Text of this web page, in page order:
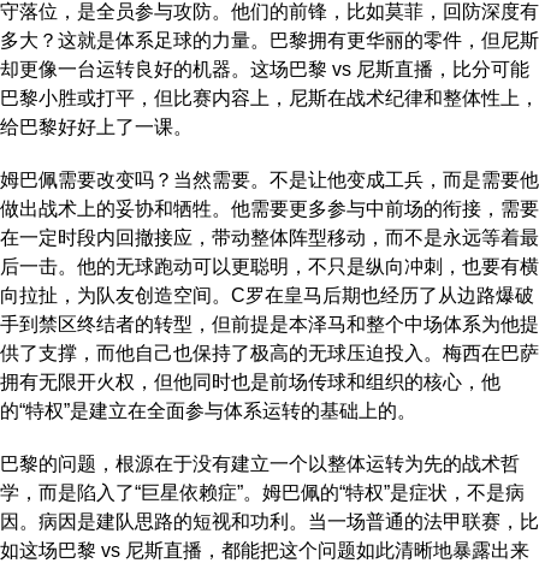
守落位，是全员参与攻防。他们的前锋，比如莫菲，回防深度有
多大？这就是体系足球的力量。巴黎拥有更华丽的零件，但尼斯
却更像一台运转良好的机器。这场巴黎 vs 尼斯直播，比分可能
巴黎小胜或打平，但比赛内容上，尼斯在战术纪律和整体性上，
给巴黎好好上了一课。
姆巴佩需要改变吗？当然需要。不是让他变成工兵，而是需要他
做出战术上的妥协和牺牲。他需要更多参与中前场的衔接，需要
在一定时段内回撤接应，带动整体阵型移动，而不是永远等着最
后一击。他的无球跑动可以更聪明，不只是纵向冲刺，也要有横
向拉扯，为队友创造空间。C罗在皇马后期也经历了从边路爆破
手到禁区终结者的转型，但前提是本泽马和整个中场体系为他提
供了支撑，而他自己也保持了极高的无球压迫投入。梅西在巴萨
拥有无限开火权，但他同时也是前场传球和组织的核心，他
的“特权”是建立在全面参与体系运转的基础上的。
巴黎的问题，根源在于没有建立一个以整体运转为先的战术哲
学，而是陷入了“巨星依赖症”。姆巴佩的“特权”是症状，不是病
因。病因是建队思路的短视和功利。当一场普通的法甲联赛，比
如这场巴黎 vs 尼斯直播，都能把这个问题如此清晰地暴露出来